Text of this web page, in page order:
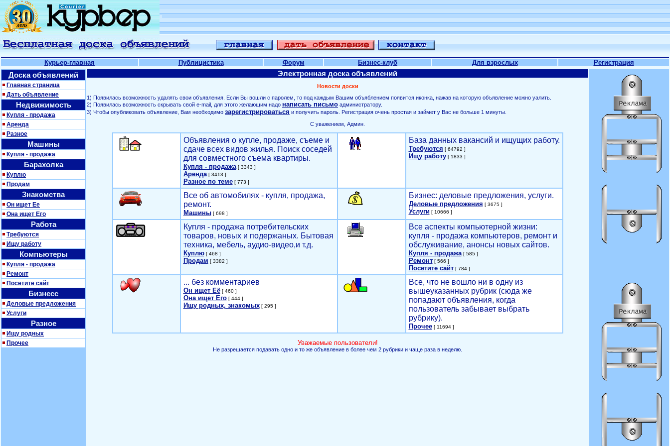
Курьер-главная Публицистика Форум Бизнес-клуб Для взрослых Регистрация
Доска объявлений
Главная страница
Дать объявление
Недвижимость
Купля - продажа
Аренда
Разное
Машины
Купля - продажа
Барахолка
Куплю
Продам
Знакомства
Он ищет Ее
Она ищет Его
Работа
Требуются
Ищу работу
Компьютеры
Купля - продажа
Ремонт
Посетите сайт
Бизнесс
Деловые предложения
Услуги
Разное
Ищу родных
Прочее
Электронная доска объявлений
Новости доски
1) Появилась возможность удалять свои объявления. Если Вы вошли с паролем, то под каждым Вашим объяблением появится иконка, нажав на которую объявление можно уалить.
2) Появилась возможность скрывать свой е-mail, для этого желающим надо написать письмо администратору.
3) Чтобы опубликовать объявление, Вам необходимо зарегистрироваться и получить пароль. Регистрация очень простая и займет у Вас не больше 1 минуты.
С уважением, Админ.
Объявления о купле, продаже, съеме и
сдаче всех видов жилья. Поиск соседей
для совместного съема квартиры.
Купля - продажа[ 3343 ]
Аренда[ 3413 ]
Разное по теме[ 773 ]
База данных вакансий и ищущих работу.
Требуются [ 64792 ]
Ищу работу[ 1833 ]
Все об автомобилях - купля, продажа,
ремонт.
Машины[ 698 ]
Бизнес: деловые предложения, услуги.
Деловые предложения [ 3675 ]
Услуги[ 10666 ]
Купля - продажа потребительских
товаров, новых и подержаных. Бытовая
техника, мебель, аудио-видео,и т.д.
Куплю[ 468 ]
Продам [ 3382 ]
Все аспекты компьютерной жизни:
купля - продажа компьютеров, ремонт и
обслуживание, анонсы новых сайтов.
Купля - продажа[ 585 ]
Ремонт[ 566 ]
Посетите сайт[ 784 ]
... без комментариев
Он ищет Её[ 460 ]
Она ищет Его[ 444 ]
Ищу родных, знакомых[ 295 ]
Все, что не вошло ни в одну из
вышеуказанных рубрик (сюда же
попадают объявления, когда
пользователь забывает выбрать
рубрику).
Прочее[ 11694 ]
Уважаемые пользователи!
Не разрешается подавать одно и то же объявление в более чем 2 рубрики и чаще раза в неделю.